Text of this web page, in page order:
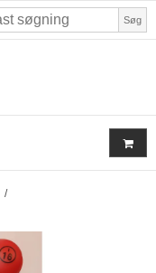
Søg
/